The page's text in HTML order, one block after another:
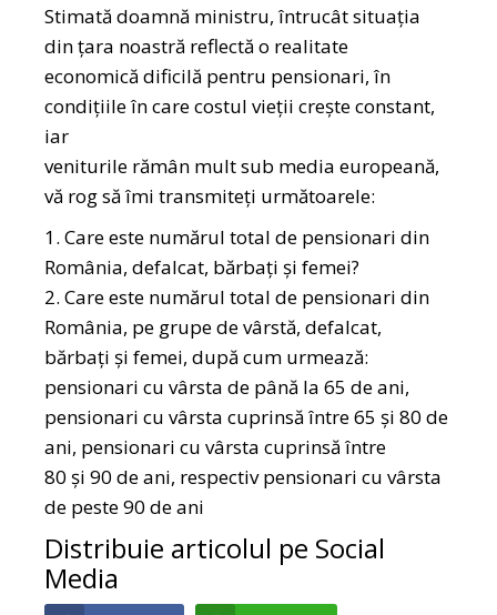
Stimată doamnă ministru, întrucât situația
din țara noastră reflectă o realitate
economică dificilă pentru pensionari, în
condițiile în care costul vieții crește constant,
iar
veniturile rămân mult sub media europeană,
vă rog să îmi transmiteți următoarele:
1. Care este numărul total de pensionari din
România, defalcat, bărbați și femei?
2. Care este numărul total de pensionari din
România, pe grupe de vârstă, defalcat,
bărbați și femei, după cum urmează:
pensionari cu vârsta de până la 65 de ani,
pensionari cu vârsta cuprinsă între 65 și 80 de
ani, pensionari cu vârsta cuprinsă între
80 și 90 de ani, respectiv pensionari cu vârsta
de peste 90 de ani
Distribuie articolul pe Social
Media